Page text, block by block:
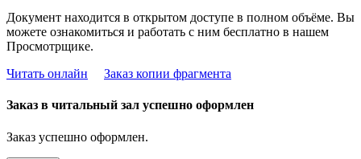
Документ находится в открытом доступе в полном объёме. Вы
можете ознакомиться и работать с ним бесплатно в нашем
Просмотрщике.
Читать онлайн
Заказ копии фрагмента
Заказ в читальный зал успешно оформлен
Заказ успешно оформлен.